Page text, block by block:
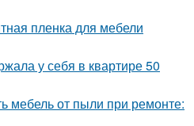
пленка для мебели
у себя в квартире 50
мебель от пыли при ремонте: